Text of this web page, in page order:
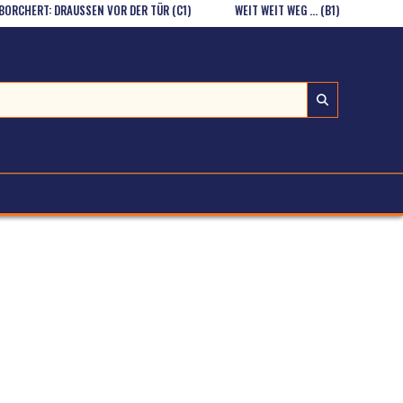
DRAUSSEN VOR DER TÜR (C1) WEIT WEIT WEG … (B1)